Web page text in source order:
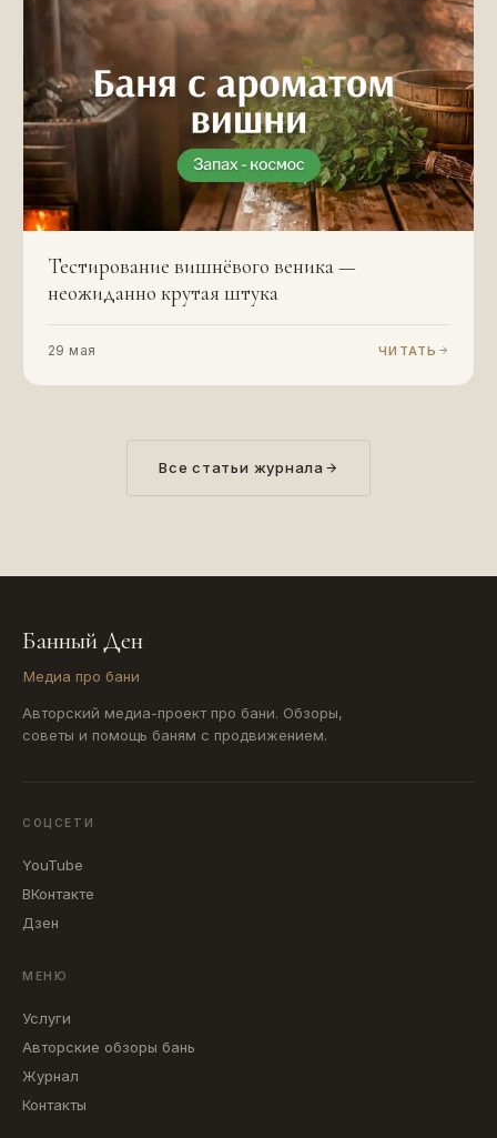
Тестирование вишнёвого веника —
неожиданно крутая штука
29 мая ЧИТАТЬ
Все статьи журнала
Банный Ден
Медиа про бани
Авторский медиа-проект про бани. Обзоры,
советы и помощь баням с продвижением.
СОЦСЕТИ
YouTube
ВКонтакте
Дзен
МЕНЮ
Услуги
Авторские обзоры бань
Журнал
Контакты